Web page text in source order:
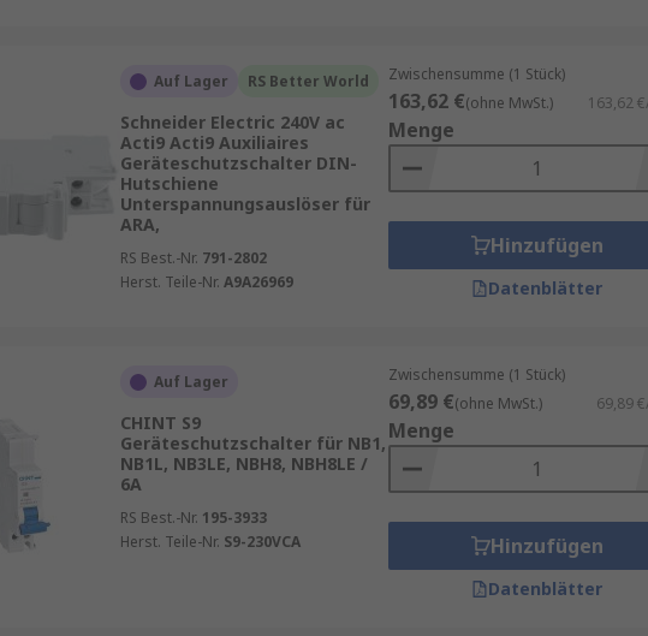
vor transienten Überspannungen
Antriebe
Verteilungen
beschrieben
Schaltschränken.
Leiterfixierung
elektrische Stromkreise zuverlässig und normkonform abgesichert
Auf Lager RS Better World
Schneider Electric 240V ac
Acti9 Acti9 Auxiliaires
Geräteschutzschalter DIN-
Hutschiene
Unterspannungsauslöser für
ARA,
RS Best.-Nr. 791-2802
Herst. Teile-Nr. A9A26969
Zwischensumme (1 Stück)
163,62 €(ohne MwSt.) 163,62
Menge
Hinzufügen
Datenblätter
Auf Lager
CHINT S9
Geräteschutzschalter für NB1,
NB1L, NB3LE, NBH8, NBH8LE /
6A
RS Best.-Nr. 195-3933
Herst. Teile-Nr. S9-230VCA
Zwischensumme (1 Stück)
69,89 €(ohne MwSt.) 69,89
Menge
Hinzufügen
Datenblätter